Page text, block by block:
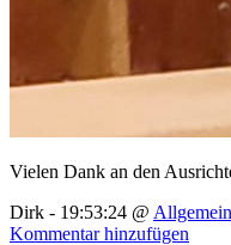
Vielen Dank an den
Dirk - 19:53:24 @ Allgemein
Kommentar hinzufügen